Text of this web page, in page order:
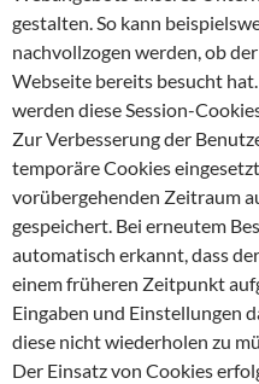
gestalten. So kann
nachvollzogen werden, ob
Webseite bereits besucht
werden diese Session-
Zur Verbesserung der
temporäre Cookies
vorübergehenden Zeitraum
gespeichert. Bei erneutem
automatisch erkannt, dass
einem früheren Zeitpunkt
Eingaben und Einstellungen
diese nicht wiederholen zu
Der Einsatz von Cookies